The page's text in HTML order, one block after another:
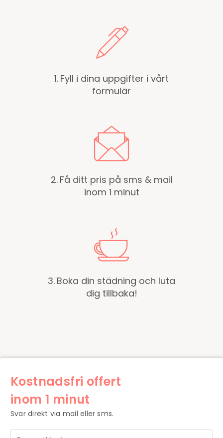
1. Fyll i dina uppgifter i vårt
formulär
2. Få ditt pris på sms & mail
inom 1 minut
3. Boka din städning och luta
dig tillbaka!
Kostnadsfri offert
inom 1 minut
Svar direkt via mail eller sms.